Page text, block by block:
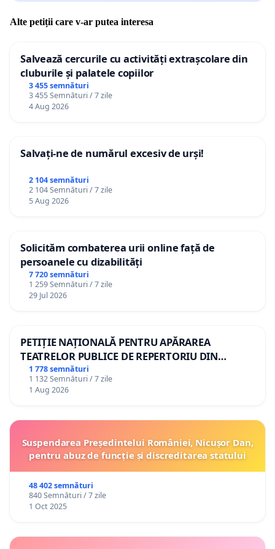
Alte petiții care v-ar putea interesa
Salvează cercurile cu activități extrașcolare din
cluburile și palatele copiilor
3 455 semnături
3 455 Semnături / 7 zile
4 Aug 2026
Salvați-ne de numărul excesiv de urși!
2 104 semnături
2 104 Semnături / 7 zile
5 Aug 2026
Solicităm combaterea urii online față de
persoanele cu dizabilități
7 720 semnături
1 259 Semnături / 7 zile
29 Jul 2026
PETIȚIE NAȚIONALĂ PENTRU APĂRAREA
TEATRELOR PUBLICE DE REPERTORIU DIN
ROMÂNIA
1 778 semnături
1 132 Semnături / 7 zile
1 Aug 2026
Suspendarea Președintelui României, Nicușor Dan,
pentru abuz de funcție și discreditarea statului
48 402 semnături
840 Semnături / 7 zile
1 Oct 2025